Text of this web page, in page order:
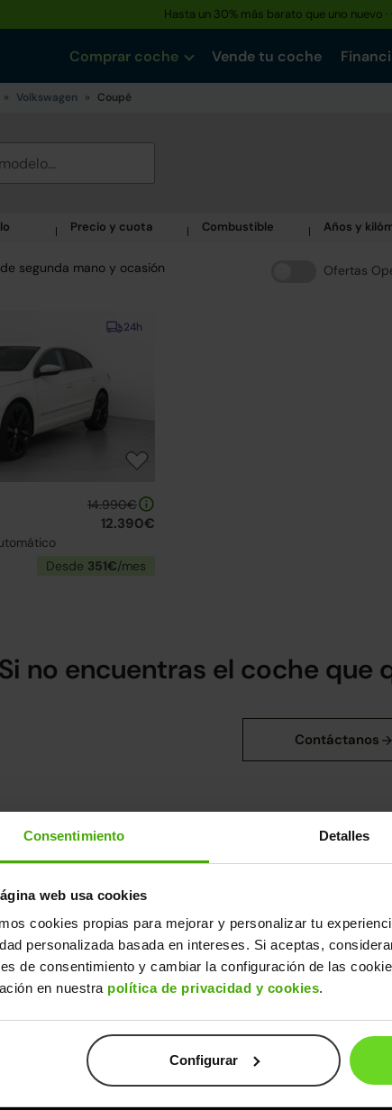
Consentimiento Detalles
web usa cookies
cookies propias para mejorar y personalizar tu
personalizada basada en intereses. Si aceptas,
de consentimiento y cambiar la configuración de las
en nuestra política de privacidad y cookies.
Configurar
Hasta un 30% más barato que uno nuevo
Comprar coche Vende tu coche
Volkswagen Coupé
Precio y cuota Combustible Años y
Ofertas
segunda mano y ocasión
24h
14.990€
12.390€
Desde 351€/mes
Si no encuentras el coche que
Clicars:
Córdoba
857 881 521
Pol. ind. las Quemadas. Esteban
14014
Lunes a Viernes: 09:30 a 20:30h
Sábados: 10:00 a 19:00h